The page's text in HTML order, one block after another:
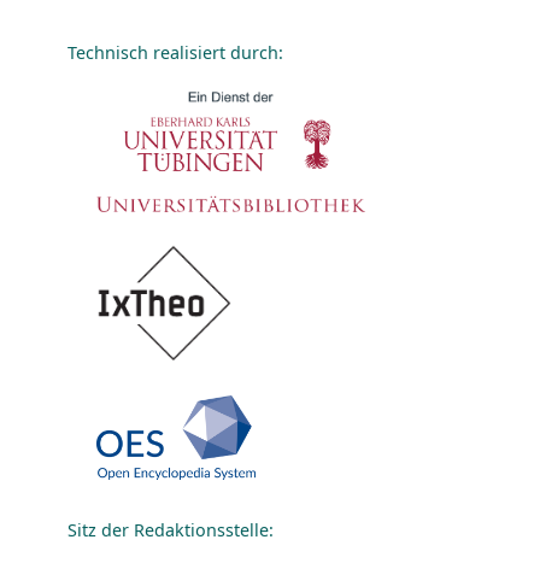
Technisch realisiert durch:
Sitz der Redaktionsstelle: